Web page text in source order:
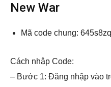
New War
Mã code chung:
Cách nhập Code:
– Bước 1: Đăng nhập vào